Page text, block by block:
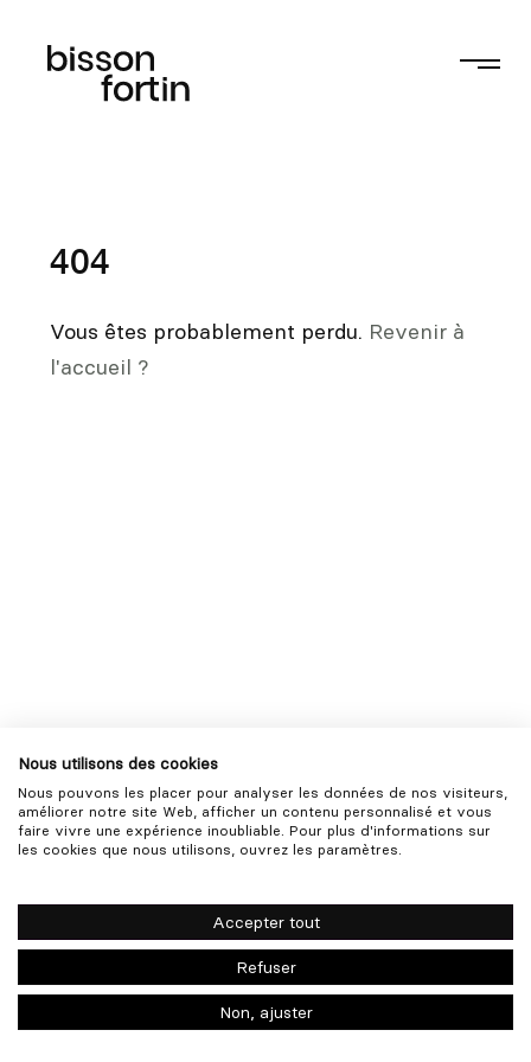
404
Vous êtes probablement perdu. Revenir à
l'accueil ?
Contactez-nous
Nous utilisons des cookies
Nous pouvons les placer pour analyser les données de nos visiteurs,
améliorer notre site Web, afficher un contenu personnalisé et vous
faire vivre une expérience inoubliable. Pour plus d'informations sur
les cookies que nous utilisons, ouvrez les paramètres.
Accepter tout
Refuser
Non, ajuster